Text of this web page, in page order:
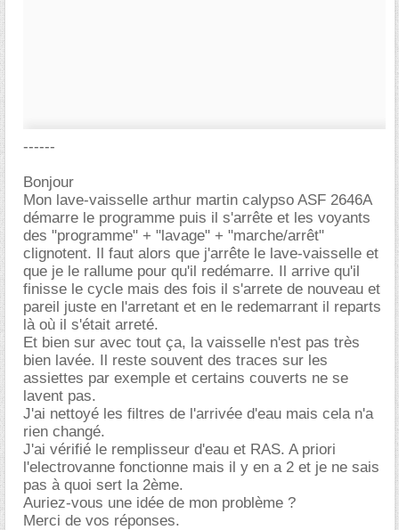
------
Bonjour
Mon lave-vaisselle arthur martin calypso ASF 2646A
démarre le programme puis il s'arrête et les voyants
des "programme" + "lavage" + "marche/arrêt"
clignotent. Il faut alors que j'arrête le lave-vaisselle et
que je le rallume pour qu'il redémarre. Il arrive qu'il
finisse le cycle mais des fois il s'arrete de nouveau et
pareil juste en l'arretant et en le redemarrant il reparts
là où il s'était arreté.
Et bien sur avec tout ça, la vaisselle n'est pas très
bien lavée. Il reste souvent des traces sur les
assiettes par exemple et certains couverts ne se
lavent pas.
J'ai nettoyé les filtres de l'arrivée d'eau mais cela n'a
rien changé.
J'ai vérifié le remplisseur d'eau et RAS. A priori
l'electrovanne fonctionne mais il y en a 2 et je ne sais
pas à quoi sert la 2ème.
Auriez-vous une idée de mon problème ?
Merci de vos réponses.